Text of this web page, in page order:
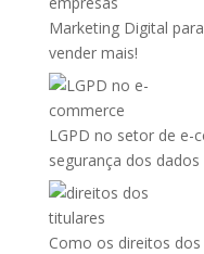
Marketing Digital
vender mais!
LGPD no setor de e-
segurança dos
Como os direitos